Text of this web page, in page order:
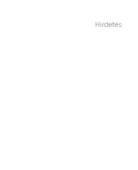
Hirdetés